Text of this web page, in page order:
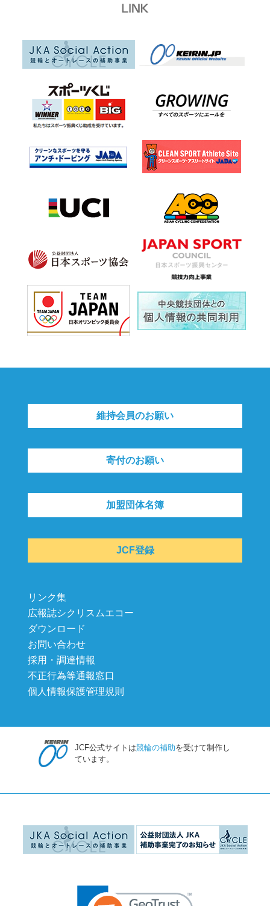
維持会員のお願い
寄付のお願い
加盟団体名簿
JCF登録
リンク集
広報誌シクリスムエコー
ダウンロード
お問い合わせ
採用・調達情報
不正行為等通報窓口
個人情報保護管理規則
JCF公式サイトは競輪の補助を受けて制作し
ています。